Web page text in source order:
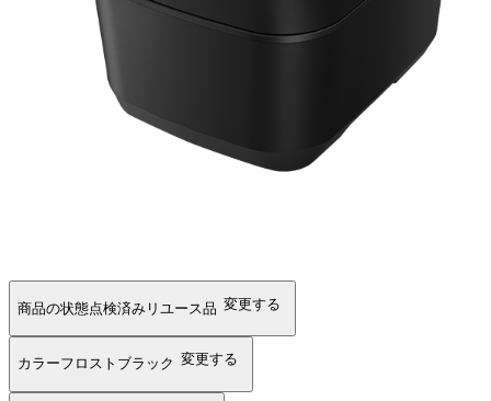
商品の状態点検済みリユース品 変更する
カラーフロストブラック 変更する